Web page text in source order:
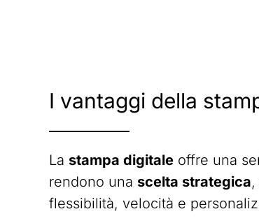
I vantaggi della
La stampa digitale offre una
rendono una scelta strategica
flessibilità, velocità e